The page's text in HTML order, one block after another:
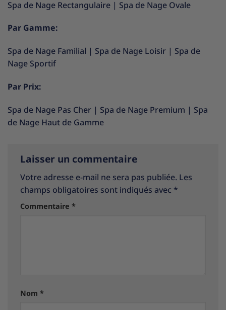
Spa de Nage Rectangulaire | Spa de Nage Ovale
Par Gamme:
Spa de Nage Familial | Spa de Nage Loisir | Spa de
Nage Sportif
Par Prix:
Spa de Nage Pas Cher | Spa de Nage Premium | Spa
de Nage Haut de Gamme
Laisser un commentaire
Votre adresse e-mail ne sera pas publiée. Les
champs obligatoires sont indiqués avec *
Commentaire *
Nom *